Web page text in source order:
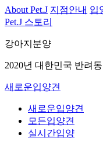
About Pet.J 지점안내 입
Pet.J 스토리
강아지분양
2020년 대한민국 반려
새로운입양견
새로운입양견
모든입양견
실시간입양